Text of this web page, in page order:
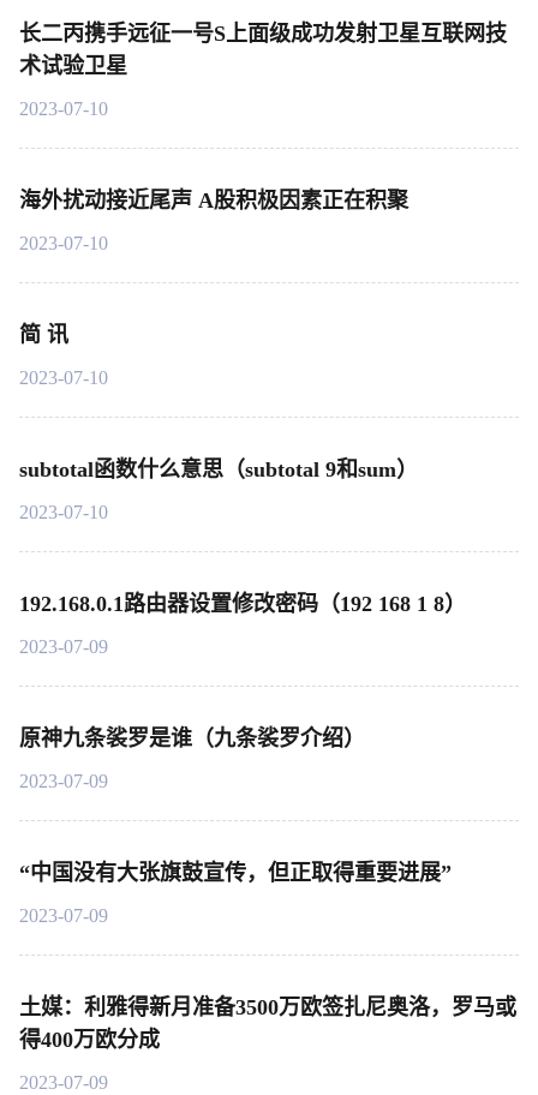
长二丙携手远征一号S上面级成功发射卫星互联网技
术试验卫星
2023-07-10
海外扰动接近尾声 A股积极因素正在积聚
2023-07-10
简 讯
2023-07-10
subtotal函数什么意思（subtotal 9和sum）
2023-07-10
192.168.0.1路由器设置修改密码（192 168 1 8）
2023-07-09
原神九条裟罗是谁（九条裟罗介绍）
2023-07-09
“中国没有大张旗鼓宣传，但正取得重要进展”
2023-07-09
土媒：利雅得新月准备3500万欧签扎尼奥洛，罗马或
得400万欧分成
2023-07-09